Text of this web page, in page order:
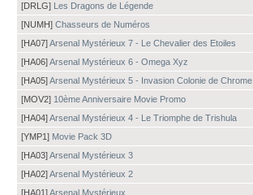
[DRLG] Les Dragons de Légende
[NUMH] Chasseurs de Numéros
[HA07]Arsenal Mystérieux 7 - Le Chevalier des Etoiles
[HA06]Arsenal Mystérieux 6 - Omega Xyz
[HA05]Arsenal Mystérieux 5 - Invasion Colonie de Chrome
[MOV2] 10ème Anniversaire Movie Promo
[HA04]Arsenal Mystérieux 4 - Le Triomphe de Trishula
[YMP1] Movie Pack 3D
[HA03]Arsenal Mystérieux 3
[HA02]Arsenal Mystérieux 2
[HA01]Arsenal Mystérieux